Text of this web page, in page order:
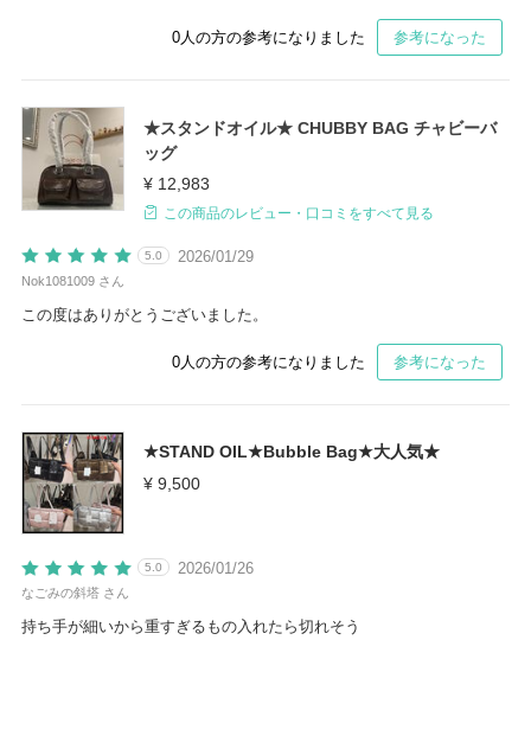
0 人の方の参考になりました 参考になった
★スタンドオイル★ CHUBBY BAG チャビーバ
ッグ
¥ 12,983
この商品のレビュー・口コミをすべて見る
2026/01/29
5.0
Nok1081009 さん
この度はありがとうございました。
0 人の方の参考になりました 参考になった
★STAND OIL★Bubble Bag★大人気★
¥ 9,500
2026/01/26
5.0
なごみの斜塔 さん
持ち手が細いから重すぎるもの入れたら切れそう